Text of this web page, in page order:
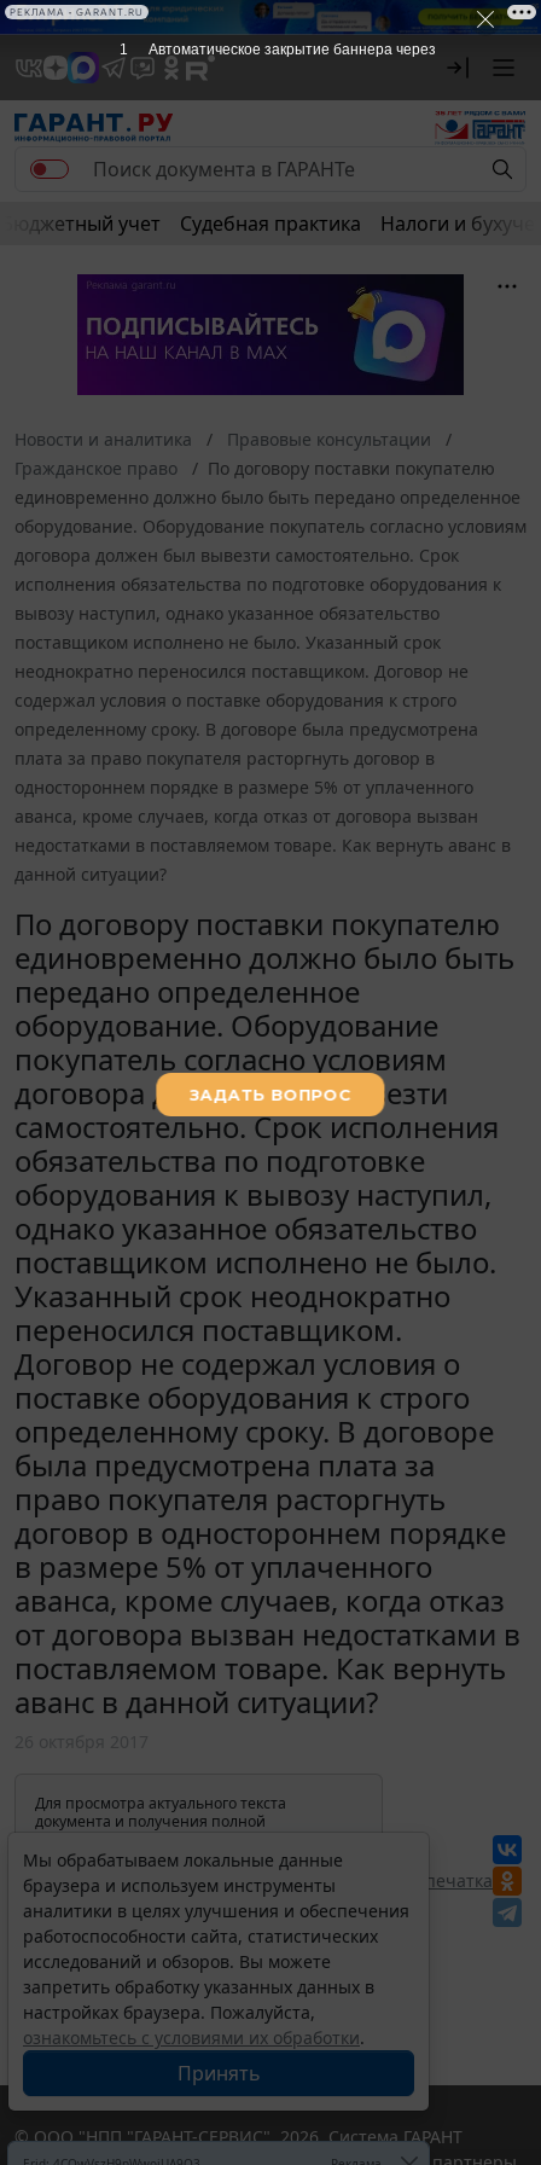
Бюджетный учет Судебная практика Налоги и
Новости и аналитика
Правовые консультации
Гражданское право
По договору поставки покупателю
единовременно должно было быть передано определенное
оборудование. Оборудование покупатель согласно условиям
договора должен был вывезти самостоятельно. Срок
исполнения обязательства по подготовке оборудования к
вывозу наступил, однако указанное обязательство
поставщиком исполнено не было. Указанный срок
неоднократно переносился поставщиком. Договор не
содержал условия о поставке оборудования к строго
определенному сроку. В договоре была предусмотрена
плата за право покупателя расторгнуть договор в
одностороннем порядке в размере 5% от уплаченного
аванса, кроме случаев, когда отказ от договора вызван
недостатками в поставляемом товаре. Как вернуть аванс в
данной ситуации?
По договору поставки покупателю
единовременно должно было быть
передано определенное
оборудование. Оборудование
покупатель согласно условиям
договора должен был вывезти
самостоятельно. Срок исполнения
обязательства по подготовке
оборудования к вывозу наступил,
однако указанное обязательство
поставщиком исполнено не было.
Указанный срок неоднократно
переносился поставщиком.
Договор не содержал условия о
поставке оборудования к строго
определенному сроку. В договоре
была предусмотрена плата за
право покупателя расторгнуть
договор в одностороннем порядке
в размере 5% от уплаченного
аванса, кроме случаев, когда отказ
от договора вызван недостатками в
поставляемом товаре. Как вернуть
аванс в данной ситуации?
Для просмотра актуального текста
документа и получения полной
изменениях и порядке применения
документа, воспользуйтесь поиском в
Интернет-версии системы ГАРАНТ:
Перепечатка
Мы обрабатываем локальные данные
браузера и используем инструменты
аналитики в целях улучшения и обеспечения
работоспособности сайта, статистических
исследований и обзоров. Вы можете
запретить обработку указанных данных в
настройках браузера. Пожалуйста,
ознакомьтесь с условиями их обработки.
Принять
© ООО "НПП "ГАРАНТ-СЕРВИС", 2026. Система ГАРАНТ
1 Автоматическое закрытие баннера через
РЕКЛАМА • GARANT.RU